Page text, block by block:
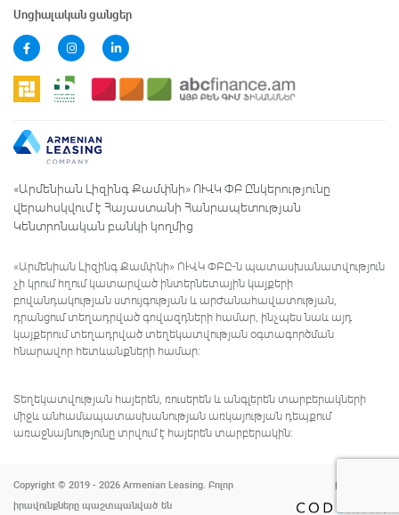
Սոցիալական ցանցեր
«Արմենիան Լիզինգ Քամփնի» ՈՒՎԿ ՓԲ Ընկերությունը
վերահսկվում է Հայաստանի Հանրապետության
Կենտրոնական բանկի կողմից
«Արմենիան Լիզինգ Քամփնի» ՈՒՎԿ ՓԲԸ-ն պատասխանատվություն
չի կրում հղում կատարված ինտերնետային կայքերի
բովանդակության ստույգության և արժանահավատության,
դրանցում տեղադրված գովազդների համար, ինչպես նաև այդ
կայքերում տեղադրված տեղեկատվության օգտագործման
հնարավոր հետևանքների համար:
Տեղեկատվության հայերեն, ռուսերեն և անգլերեն տարբերակների
միջև անհամապատասխանության առկայության դեպքում
առաջնայնությունը տրվում է հայերեն տարբերակին:
Copyright © 2019 - 2026 Armenian Leasing. Բոլոր
իրավունքները պաշտպանված են
Powered by